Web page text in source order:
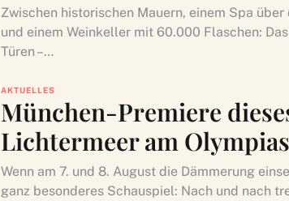
Zwischen historischen Mauern, einem Spa
und einem Weinkeller mit 60.000 Flaschen:
Türen –…
AKTUELLES
München-Premiere
Lichtermeer am
Wenn am 7. und 8. August die Dämmerung
ganz besonderes Schauspiel: Nach und nach